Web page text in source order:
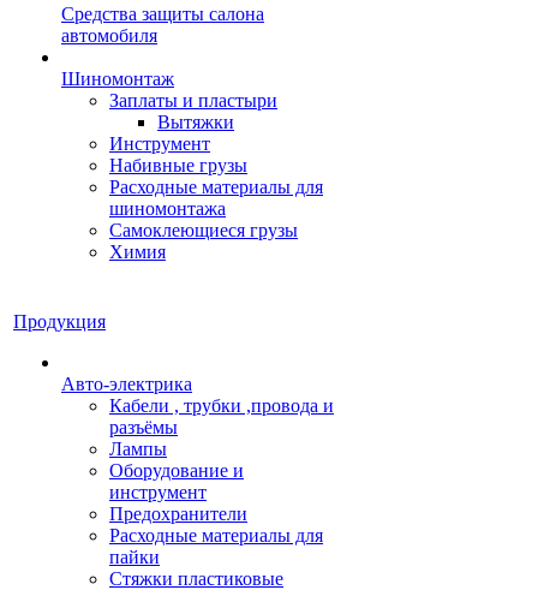
Средства защиты салона
автомобиля
Шиномонтаж
Заплаты и пластыри
Вытяжки
Инструмент
Набивные грузы
Расходные материалы для
шиномонтажа
Самоклеющиеся грузы
Химия
Продукция
Авто-электрика
Кабели , трубки ,провода и
разъёмы
Лампы
Оборудование и
инструмент
Предохранители
Расходные материалы для
пайки
Стяжки пластиковые